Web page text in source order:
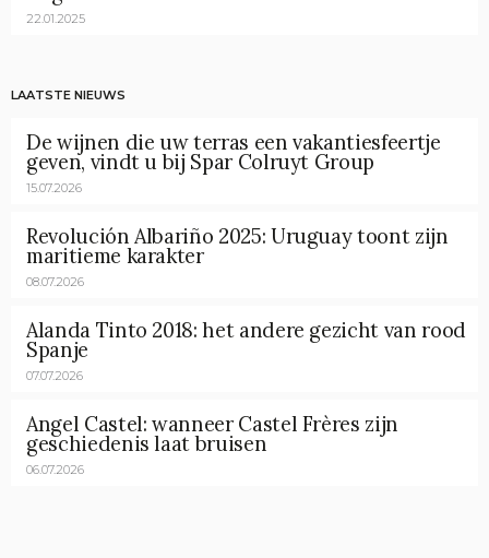
22.01.2025
LAATSTE NIEUWS
De wijnen die uw terras een vakantiesfeertje
geven, vindt u bij Spar Colruyt Group
15.07.2026
Revolución Albariño 2025: Uruguay toont zijn
maritieme karakter
08.07.2026
Alanda Tinto 2018: het andere gezicht van rood
Spanje
07.07.2026
Angel Castel: wanneer Castel Frères zijn
geschiedenis laat bruisen
06.07.2026